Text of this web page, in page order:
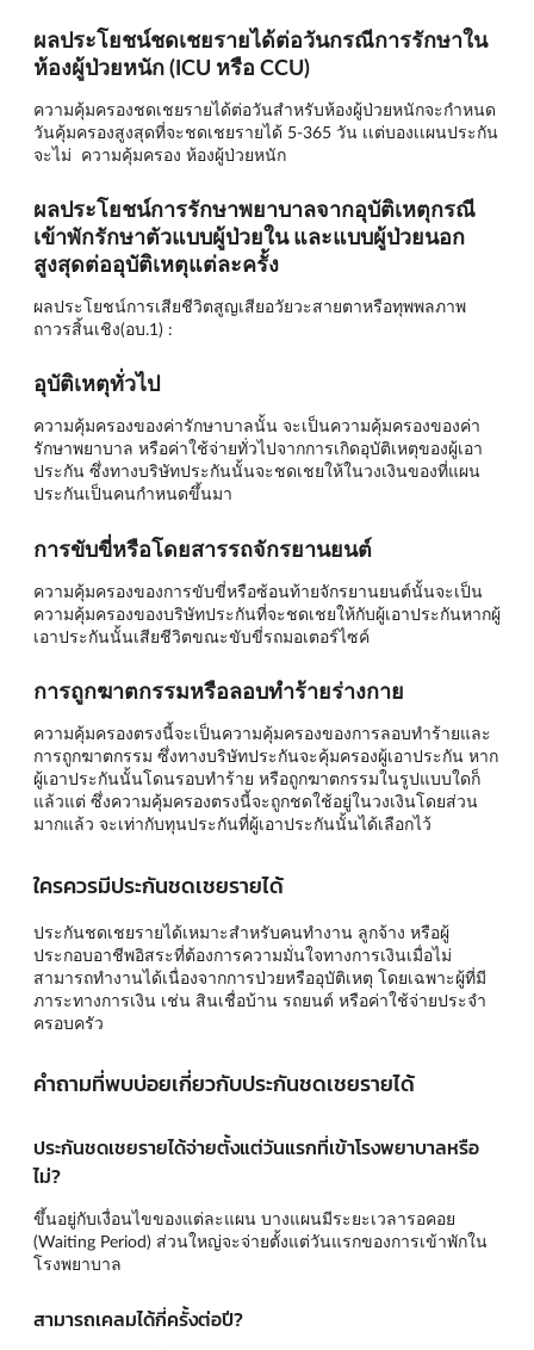
ผลประโยชน์ชดเชยรายได้ต่อวันกรณีการรักษาใน
ห้องผู้ป่วยหนัก (ICU หรือ CCU)
ความคุ้มครองชดเชยรายได้ต่อวันสำหรับห้องผู้ป่วยหนักจะกำหนด
วันคุ้มครองสูงสุดที่จะชดเชยรายได้ 5-365 วัน เเต่บองเเผนประกัน
จะไม่ ความคุ้มครอง ห้องผู้ป่วยหนัก
ผลประโยชน์การรักษาพยาบาลจากอุบัติเหตุกรณี
เข้าพักรักษาตัวแบบผู้ป่วยใน และแบบผู้ป่วยนอก
สูงสุดต่ออุบัติเหตุแต่ละครั้ง
ผลประโยชน์การเสียชีวิตสูญเสียอวัยวะสายตาหรือทุพพลภาพ
ถาวรสิ้นเชิง(อบ.1) :
อุบัติเหตุทั่วไป
ความคุ้มครองของค่ารักษาบาลนั้น จะเป็นความคุ้มครองของค่า
รักษาพยาบาล หรือค่าใช้จ่ายทั่วไปจากการเกิดอุบัติเหตุของผู้เอา
ประกัน ซึ่งทางบริษัทประกันนั้นจะชดเชยให้ในวงเงินของที่แผน
ประกันเป็นคนกำหนดขึ้นมา
การขับขี่หรือโดยสารรถจักรยานยนต์
ความคุ้มครองของการขับขี่หรือซ้อนท้ายจักรยานยนต์นั้นจะเป็น
ความคุ้มครองของบริษัทประกันที่จะชดเชยให้กับผู้เอาประกันหากผู้
เอาประกันนั้นเสียชีวิตขณะขับขี่รถมอเตอร์ไซค์
การถูกฆาตกรรมหรือลอบทำร้ายร่างกาย
ความคุ้มครองตรงนี้จะเป็นความคุ้มครองของการลอบทำร้ายและ
การถูกฆาตกรรม ซึ่งทางบริษัทประกันจะคุ้มครองผู้เอาประกัน หาก
ผู้เอาประกันนั้นโดนรอบทำร้าย หรือถูกฆาตกรรมในรูปแบบใดก็
แล้วแต่ ซึ่งความคุ้มครองตรงนี้จะถูกชดใช้อยู่ในวงเงินโดยส่วน
มากแล้ว จะเท่ากับทุนประกันที่ผู้เอาประกันนั้นได้เลือกไว้
ใครควรมีประกันชดเชยรายได้
ประกันชดเชยรายได้เหมาะสำหรับคนทำงาน ลูกจ้าง หรือผู้
ประกอบอาชีพอิสระที่ต้องการความมั่นใจทางการเงินเมื่อไม่
สามารถทำงานได้เนื่องจากการป่วยหรืออุบัติเหตุ โดยเฉพาะผู้ที่มี
ภาระทางการเงิน เช่น สินเชื่อบ้าน รถยนต์ หรือค่าใช้จ่ายประจำ
ครอบครัว
คำถามที่พบบ่อยเกี่ยวกับประกันชดเชยรายได้
ประกันชดเชยรายได้จ่ายตั้งแต่วันแรกที่เข้าโรงพยาบาลหรือ
ไม่?
ขึ้นอยู่กับเงื่อนไขของแต่ละแผน บางแผนมีระยะเวลารอคอย
(Waiting Period) ส่วนใหญ่จะจ่ายตั้งแต่วันแรกของการเข้าพักใน
โรงพยาบาล
สามารถเคลมได้กี่ครั้งต่อปี?